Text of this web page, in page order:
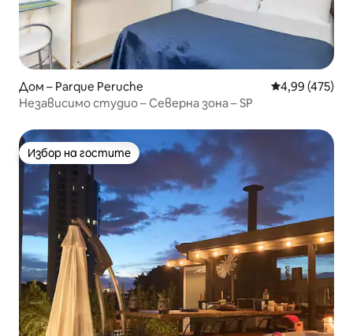
Дом – Parque Peruche Средна
4,99 (475)
Независимо студио – Северна зона – SP
Избор на гостите
Избор на гостите